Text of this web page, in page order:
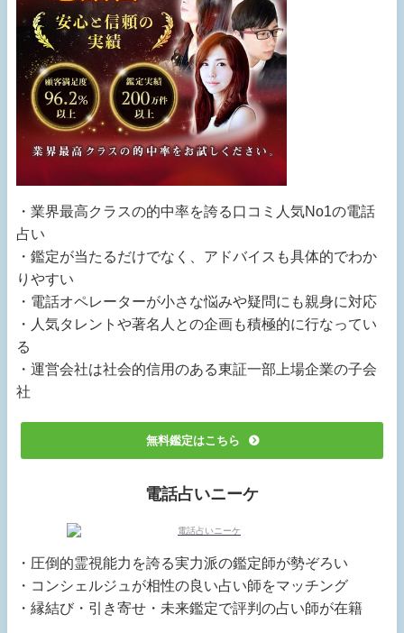
・業界最高クラスの的中率を誇る口コミ人気No1の電話
占い
・鑑定が当たるだけでなく、アドバイスも具体的でわか
りやすい
・電話オペレーターが小さな悩みや疑問にも親身に対応
・人気タレントや著名人との企画も積極的に行なってい
る
・運営会社は社会的信用のある東証一部上場企業の子会
社
無料鑑定はこちら
電話占いニーケ
・圧倒的霊視能力を誇る実力派の鑑定師が勢ぞろい
・コンシェルジュが相性の良い占い師をマッチング
・縁結び・引き寄せ・未来鑑定で評判の占い師が在籍